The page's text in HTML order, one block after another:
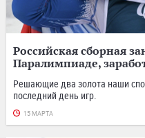
Российская сборная
Паралимпиаде,
Решающие два золота наши
последний день игр.
15 МАРТА